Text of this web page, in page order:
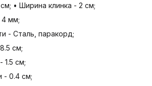
• Ширина клинка - 2 см;
4 мм;
- Сталь, паракорд;
см;
1.5 см;
- 0.4 см;